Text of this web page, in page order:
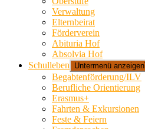
Verwaltung
Elternbeirat
Förderverein
Abituria Hof
Absolvia Hof
Schulleben
Untermenü anzeigen
Begabtenförderung/ILV
Berufliche Orientierung
Erasmus+
Fahrten & Exkursionen
Feste & Feiern